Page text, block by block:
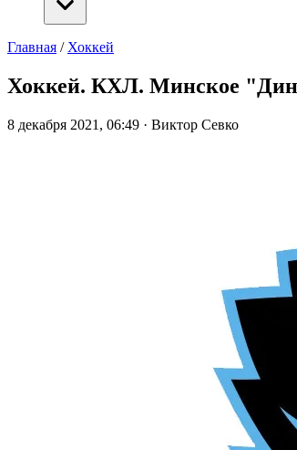
Главная / Хоккей
Хоккей. КХЛ. Минское
8 декабря 2021, 06:49 · Виктор Севко